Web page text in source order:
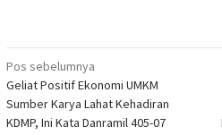
Navigasi
pos
Pos sebelumnya
Geliat Positif Ekonomi UMKM
Sumber Karya Lahat Kehadiran
KDMP, Ini Kata Danramil 405-07